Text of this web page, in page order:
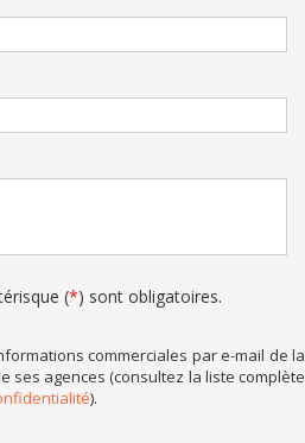
(*) sont obligatoires.
commerciales par e-mail de la
ses agences (consultez la liste complète
).